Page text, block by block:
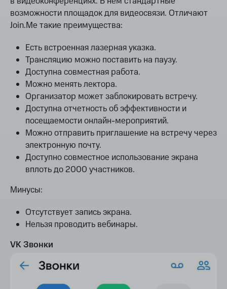
возможности площадок для видеосвязи. Отличают
Join.Me такие преимущества:
Есть встроенная лазерная указка.
Трансляцию можно поставить на паузу.
Доступна совместная работа.
Можно менять лектора.
Организатор может заблокировать встречу.
Доступна отчетность об эффективности и
посещаемости онлайн-мероприятий.
Можно отправить приглашение на встречу через
электронную почту.
Доступно совместное использование экрана
вплоть до 2000 участников.
Минусы:
Отсутствует запись экрана.
Нельзя проводить вебинары.
VK Звонки